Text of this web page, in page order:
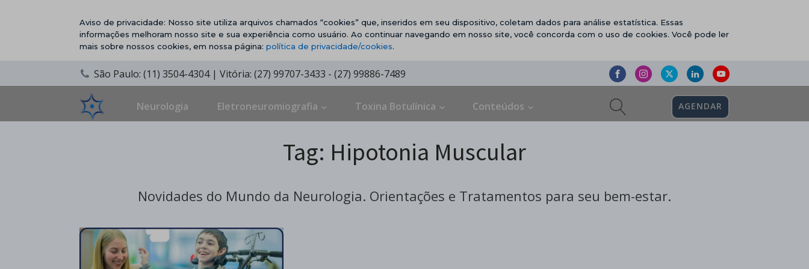
Aviso de privacidade: Nosso site utiliza arquivos chamados “cookies” que, inseridos em seu dispositivo, coletam dados para análise estatística. Essas
informações melhoram nosso site e sua experiência como usuário. Ao continuar navegando em nosso site, você concorda com o uso de cookies. Você pode ler
mais sobre nossos cookies, em nossa página: política de privacidade/cookies.
São Paulo: (11) 3504-4304 | Vitória: (27) 99707-3433 - (27) 99886-7489
Neurologia Eletroneuromiografia Toxina Botulínica Conteúdos AGENDAR
Tag: Hipotonia Muscular
Novidades do Mundo da Neurologia. Orientações e Tratamentos para seu bem-estar.